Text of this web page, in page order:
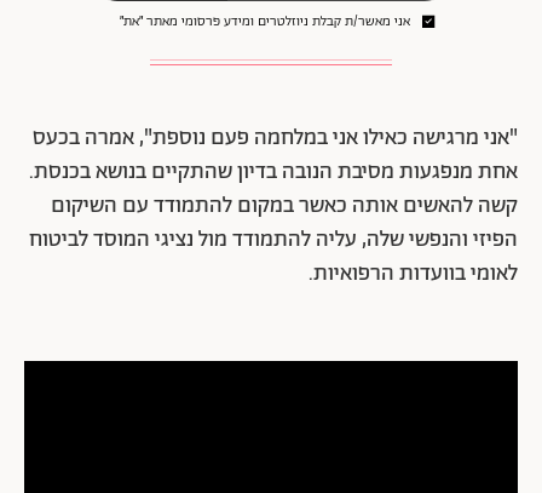
אני מאשר/ת קבלת ניוזלטרים ומידע פרסומי מאתר ״את״
"אני מרגישה כאילו אני במלחמה פעם נוספת", אמרה בכעס
אחת מנפגעות מסיבת הנובה בדיון שהתקיים בנושא בכנסת.
קשה להאשים אותה כאשר במקום להתמודד עם השיקום
הפיזי והנפשי שלה, עליה להתמודד מול נציגי המוסד לביטוח
לאומי בוועדות הרפואיות.